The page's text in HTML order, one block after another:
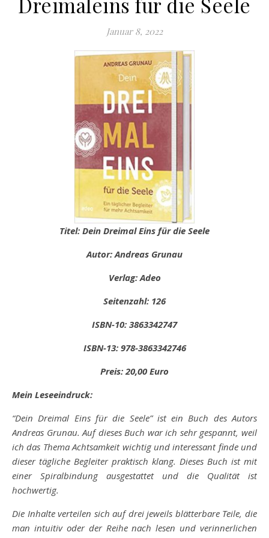
Januar 8, 2022
Titel: Dein Dreimal Eins für die Seele
Autor: Andreas Grunau
Verlag: Adeo
Seitenzahl: 126
ISBN-10: 3863342747
ISBN-13: 978-3863342746
Preis: 20,00 Euro
Mein Leseeindruck:
“Dein Dreimal Eins für die Seele” ist ein Buch des Autors
Andreas Grunau. Auf dieses Buch war ich sehr gespannt, weil
ich das Thema Achtsamkeit wichtig und interessant finde und
dieser tägliche Begleiter praktisch klang. Dieses Buch ist mit
einer Spiralbindung ausgestattet und die Qualität ist
hochwertig.
Die Inhalte verteilen sich auf drei jeweils blätterbare Teile, die
man intuitiv oder der Reihe nach lesen und verinnerlichen